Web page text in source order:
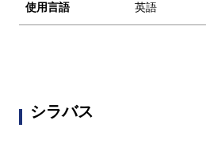
使用言語 英語
シラバス